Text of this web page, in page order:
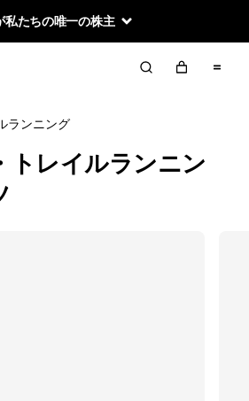
私たちの唯一の株主
ランニング
トレイルランニン